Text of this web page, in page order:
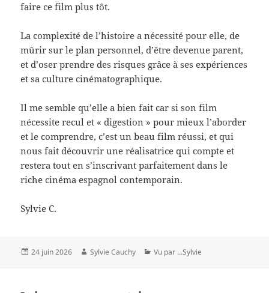
faire ce film plus tôt.
La complexité de l’histoire a nécessité pour elle, de
mûrir sur le plan personnel, d’être devenue parent,
et d’oser prendre des risques grâce à ses expériences
et sa culture cinématographique.
Il me semble qu’elle a bien fait car si son film
nécessite recul et « digestion » pour mieux l’aborder
et le comprendre, c’est un beau film réussi, et qui
nous fait découvrir une réalisatrice qui compte et
restera tout en s’inscrivant parfaitement dans le
riche cinéma espagnol contemporain.
Sylvie C.
Publié
24 juin 2026 Auteur
Sylvie Cauchy Catégories
Vu par ...Sylvie